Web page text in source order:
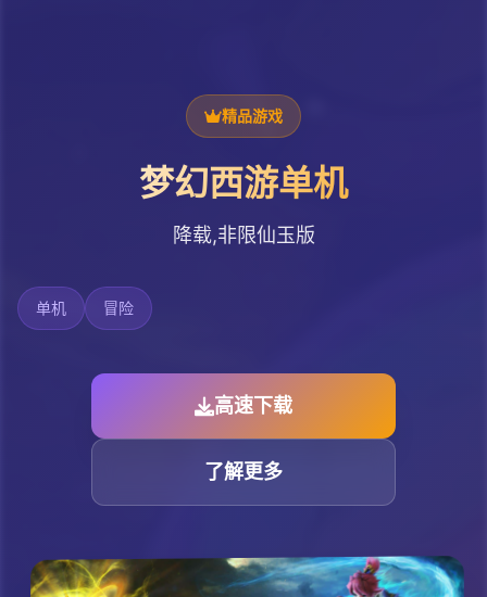
精品游戏
梦幻西游单机
降载,非限仙玉版
单机 冒险
高速下载
了解更多